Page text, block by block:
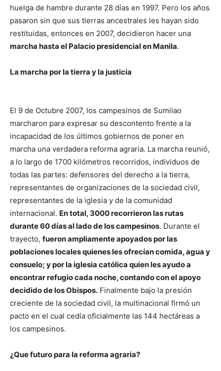
huelga de hambre durante 28 días en 1997. Pero los años
pasaron sin que sus tierras ancestrales les hayan sido
restituidas, entonces en 2007, decidieron hacer una
marcha hasta el Palacio presidencial en Manila.
La marcha por la tierra y la justicia
El 9 de Octubre 2007, los campesinos de Sumilao
marcharon para expresar su descontento frente a la
incapacidad de los últimos gobiernos de poner en
marcha una verdadera reforma agraria. La marcha reunió,
a lo largo de 1700 kilómetros recorridos, individuos de
todas las partes: defensores del derecho a la tierra,
representantes de organizaciones de la sociedad civil,
representantes de la iglesia y de la comunidad
internacional. En total, 3000 recorrieron las rutas
durante 60 días al lado de los campesinos. Durante el
trayecto, fueron ampliamente apoyados por las
poblaciones locales quienes les ofrecían comida, agua y
consuelo; y por la iglesia católica quien les ayudo a
encontrar refugio cada noche, contando con el apoyo
decidido de los Obispos. Finalmente bajo la presión
creciente de la sociedad civil, la multinacional firmó un
pacto en el cual cedía oficialmente las 144 hectáreas a
los campesinos.
¿Que futuro para la reforma agraria?